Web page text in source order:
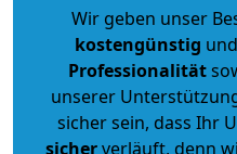
Wir geben unser
kostengünstig
Professionalität
unserer
sicher sein, dass Ihr
sicherverläuft, denn